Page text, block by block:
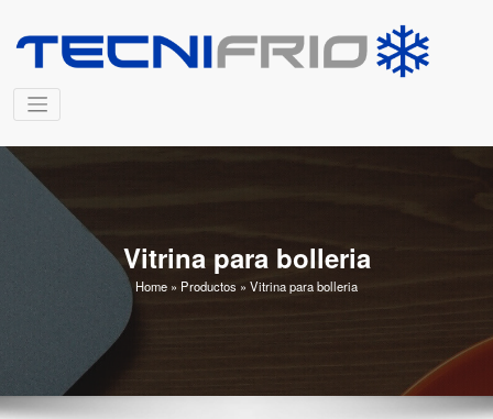
Vitrina para bolleria
Home » Productos » Vitrina para bolleria